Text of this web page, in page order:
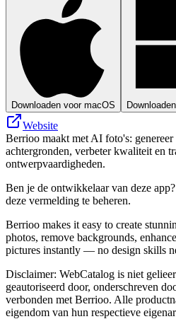
Downloaden voor macOS
Website
Berrioo maakt met AI foto's:
achtergronden, verbeter kwaliteit en
ontwerpvaardigheden.
Ben je de ontwikkelaar van deze app?
deze vermelding te beheren.
Berrioo makes it easy to create
photos, remove backgrounds,
pictures instantly — no design skills
Disclaimer: WebCatalog is niet
geautoriseerd door, onderschreven
verbonden met Berrioo. Alle
eigendom van hun respectieve